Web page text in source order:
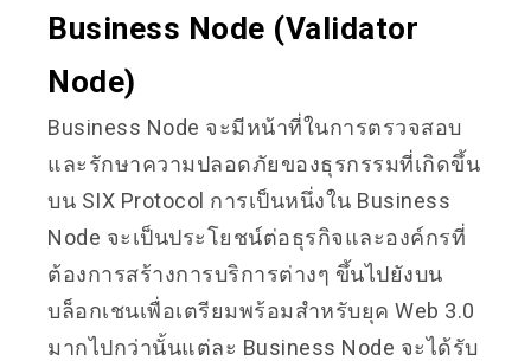
Business Node (Validator
Node)
Business Node จะมีหน้าที่ในการตรวจสอบ
และรักษาความปลอดภัยของธุรกรรมที่เกิดขึ้น
บน SIX Protocol การเป็นหนึ่งใน Business
Node จะเป็นประโยชน์ต่อธุรกิจและองค์กรที่
ต้องการสร้างการบริการต่างๆ ขึ้นไปยังบน
บล็อกเชนเพื่อเตรียมพร้อมสำหรับยุค Web 3.0
มากไปกว่านั้นแต่ละ Business Node จะได้รับ